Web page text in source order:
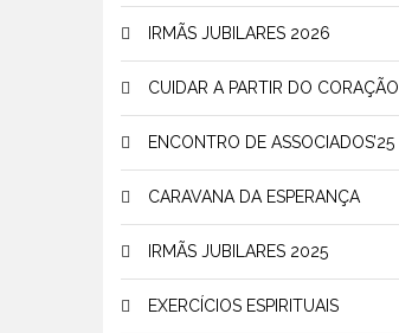
IRMÃS JUBILARES 2026
CUIDAR A PARTIR DO CORAÇÃO
ENCONTRO DE ASSOCIADOS’25
CARAVANA DA ESPERANÇA
IRMÃS JUBILARES 2025
EXERCÍCIOS ESPIRITUAIS